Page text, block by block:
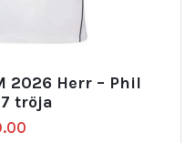
2026 Herr – Phil
tröja